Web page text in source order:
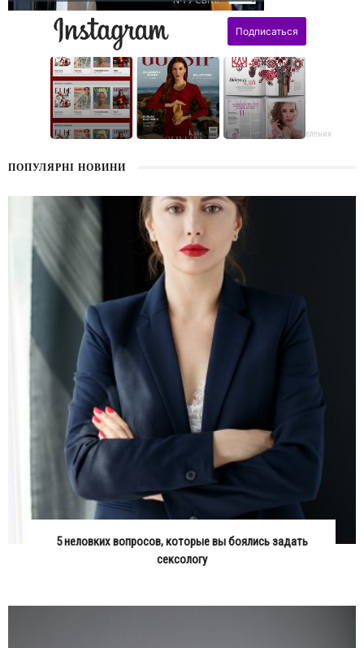
поздравления
ПОПУЛЯРНІ НОВИНИ
5 неловких вопросов, которые вы боялись задать
сексологу